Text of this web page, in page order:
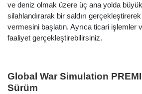
ve deniz olmak üzere üç ana yolda
silahlandırarak bir saldırı
vermesini başlatın. Ayrıca ticari işlemler
faaliyet gerçekleştirebilirsiniz.
Global War Simulation
Sürüm